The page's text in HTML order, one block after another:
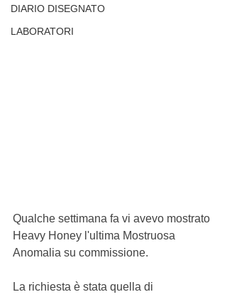
DIARIO DISEGNATO
LABORATORI
Qualche settimana fa vi avevo mostrato
Heavy Honey l'ultima Mostruosa
Anomalia su commissione.
La richiesta è stata quella di